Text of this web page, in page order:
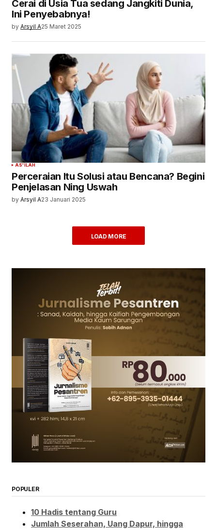
Cerai di Usia Tua sedang Jangkiti Dunia,
Ini Penyebabnya!
by Arsyil A25 Maret 2025
AS'ILAH
Perceraian Itu Solusi atau Bencana? Begini
Penjelasan Ning Uswah
by Arsyil A23 Januari 2025
LOAD MORE
POPULER
10 Hadis tentang Guru
Jumlah Seserahan, Uang Dapur, hingga